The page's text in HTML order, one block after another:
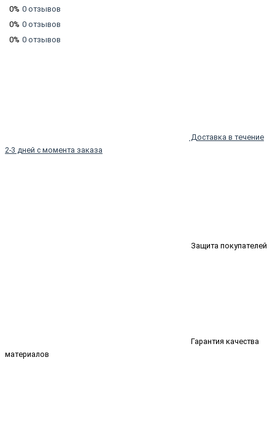
0% 0 отзывов
0% 0 отзывов
0% 0 отзывов
Доставка в течение
2-3 дней с момента заказа
Защита покупателей
Гарантия качества
материалов